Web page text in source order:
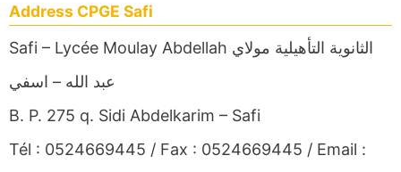
Address CPGE Safi
Safi – Lycée Moulay Abdellah الثانوية التأهيلية مولاي
عبد الله – اسفي
B. P. 275 q. Sidi Abdelkarim – Safi
Tél : 0524669445 / Fax : 0524669445 / Email :